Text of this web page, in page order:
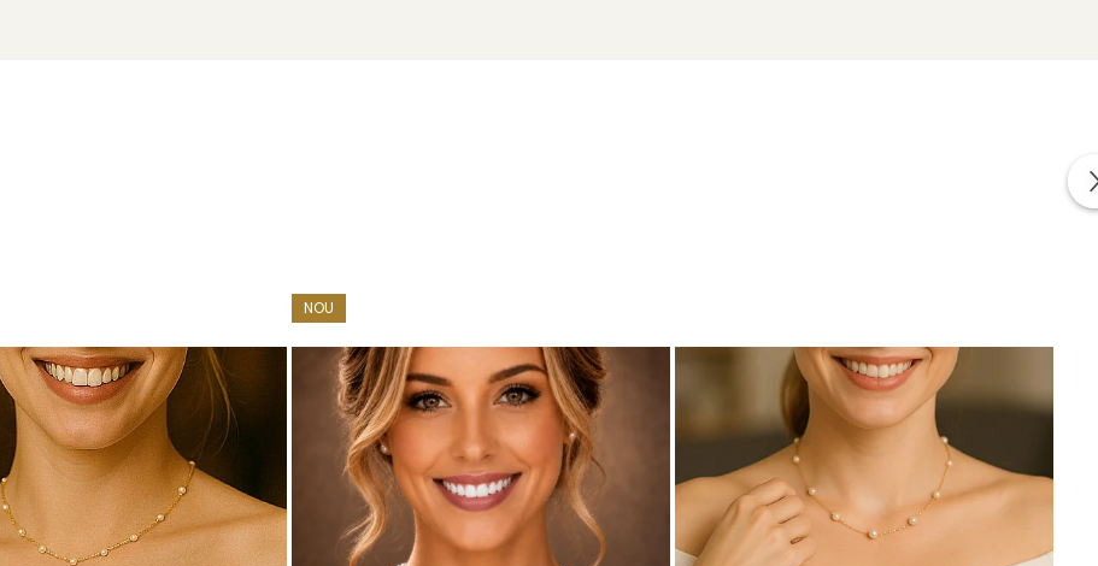
cu marcă înregistrată în 27 de țări. Toate produsele sunt realizate din perle naturale selectate manual, montate în
însoțită de un certificat de garanție și autenticitate care atestă proveniența naturală a perlelor.
mari sunt expresia luxului discret și a feminității sigure pe sine.
acești cercei într-un set care cucerește prin eleganță și armonie vizuală.
NOU